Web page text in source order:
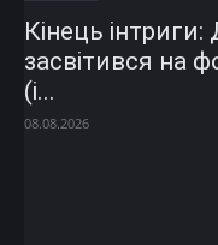
Кінець
засвітився на
(і...
08.08.2026